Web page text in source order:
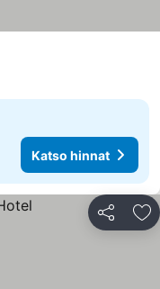
Katso hinnat
Jaa